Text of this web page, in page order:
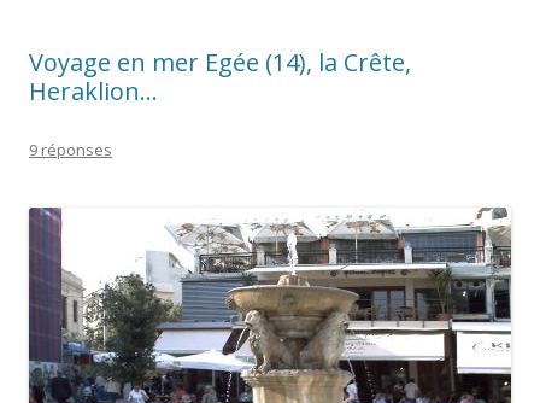
Voyage en mer Egée (14), la Crête,
Heraklion…
9 réponses